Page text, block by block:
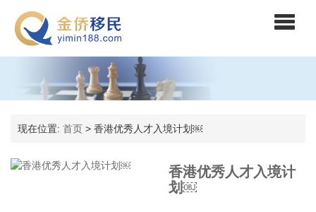
现在位置: 首页 > 香港优秀人才入境计划￼
香港优秀人才入境计
划￼